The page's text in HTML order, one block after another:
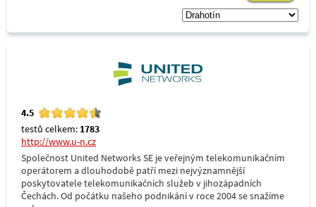
4.5
testů celkem: 1783
http://www.u-n.cz
Společnost United Networks SE je veřejným telekomunikačním
operátorem a dlouhodobě patří mezi nejvýznamnější
poskytovatele telekomunikačních služeb v jihozápadních
Čechách. Od počátku našeho podnikání v roce 2004 se snažíme